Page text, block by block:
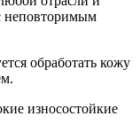
неповторимым
обработать кожу
износостойкие